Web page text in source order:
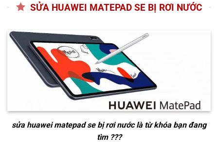
SỬA HUAWEI MATEPAD SE BỊ RƠI NƯỚC
sửa huawei matepad se bị rơi nướclà từ khóa bạn đang
tìm ???